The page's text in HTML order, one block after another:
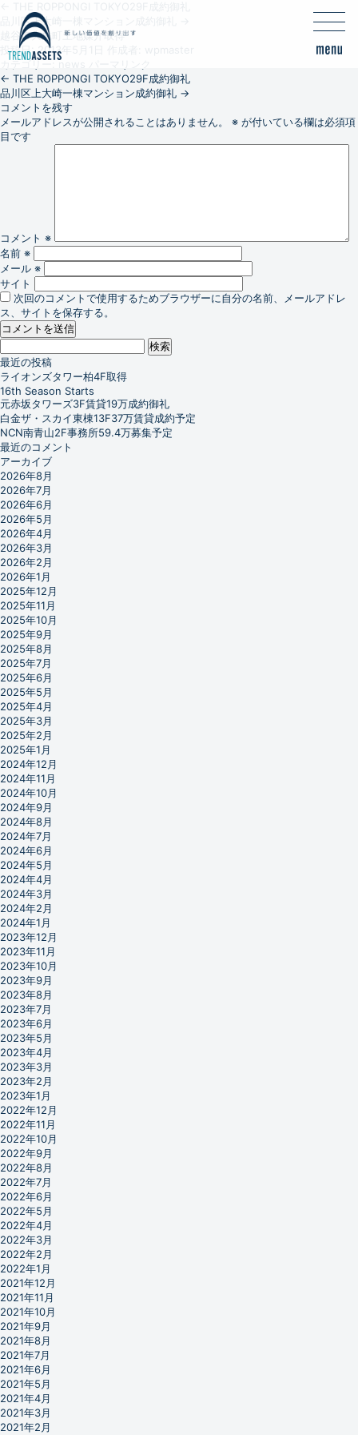
品川区上大崎一棟マンション成約御礼
越谷市大成町土地媒介取得
投稿日: 2013年5月1日
カテゴリー:news
← THE ROPPONGI TOKYO29F成約御礼
品川区上大崎一棟マンション成約御礼 →
コメントを残す
メールアドレスが公開されることはありません。
※ が付いている欄は必須項
目です
コメント ※
名前 ※
メール ※
サイト
次回のコメントで使用するためブラウザーに自分の名前、メールアドレ
ス、サイトを保存する。
検
索:
最近の投稿
ライオンズタワー柏4F取得
16th Season Starts
元赤坂タワーズ3F賃貸19万成約御礼
白金ザ・スカイ東棟13F37万賃貸成約予定
NCN南青山2F事務所59.4万募集予定
最近のコメント
アーカイブ
2026年8月
2026年7月
2026年6月
2026年5月
2026年4月
2026年3月
2026年2月
2026年1月
2025年12月
2025年11月
2025年10月
2025年9月
2025年8月
2025年7月
2025年6月
2025年5月
2025年4月
2025年3月
2025年2月
2025年1月
2024年12月
2024年11月
2024年10月
2024年9月
2024年8月
2024年7月
2024年6月
2024年5月
2024年4月
2024年3月
2024年2月
2024年1月
2023年12月
2023年11月
2023年10月
2023年9月
2023年8月
2023年7月
2023年6月
2023年5月
2023年4月
2023年3月
2023年2月
2023年1月
2022年12月
2022年11月
2022年10月
2022年9月
2022年8月
2022年7月
2022年6月
2022年5月
2022年4月
2022年3月
2022年2月
2022年1月
2021年12月
2021年11月
2021年10月
2021年9月
2021年8月
2021年7月
2021年6月
2021年5月
2021年4月
2021年3月
2021年2月